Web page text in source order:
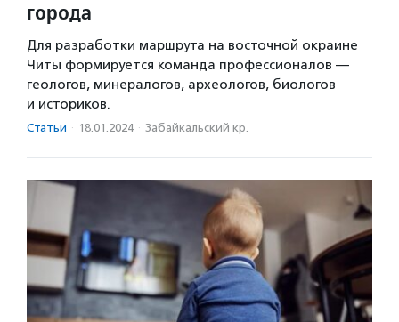
города
Для разработки маршрута на восточной окраине
Читы формируется команда профессионалов —
геологов, минералогов, археологов, биологов
и историков.
Статьи · 18.01.2024 · Забайкальский кр.